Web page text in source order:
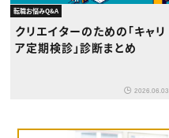
転職お悩みQ&A
クリエイターのための「キャリ
ア定期検診」診断まとめ
2026.06.03